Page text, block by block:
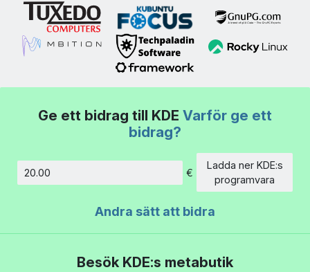
Ge ett bidrag till KDE Varför ge ett
bidrag?
€
Ladda ner KDE:s
programvara
Andra sätt att bidra
Besök KDE:s metabutik